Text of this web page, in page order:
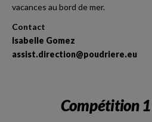
vacances au bord de mer.
Contact
Isabelle Gomez
assist.direction@poudriere.eu
Compétition